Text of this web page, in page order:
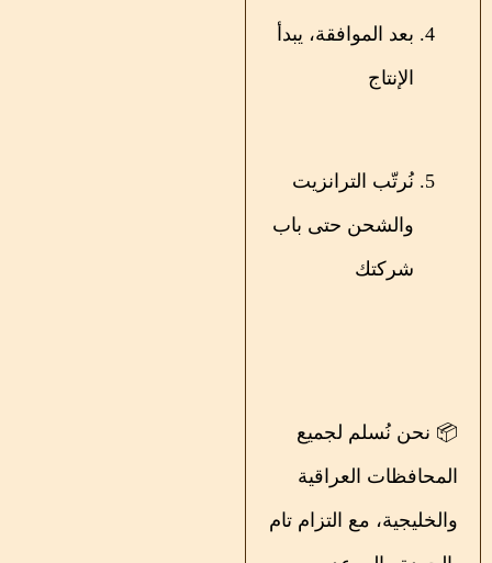
بعد الموافقة، يبدأ
الإنتاج
نُرتّب الترانزيت
والشحن حتى باب
شركتك
📦 نحن نُسلم لجميع
المحافظات العراقية
والخليجية، مع التزام تام